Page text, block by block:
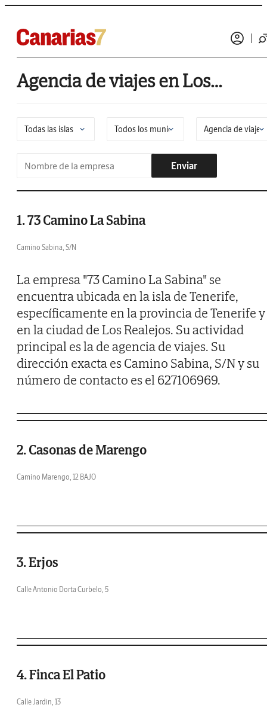
Agencia de viajes en Los Realejos
Enviar
1. 73 Camino La Sabina
Camino Sabina, S/N
La empresa "73 Camino La Sabina" se
encuentra ubicada en la isla de Tenerife,
específicamente en la provincia de Tenerife y
en la ciudad de Los Realejos. Su actividad
principal es la de agencia de viajes. Su
dirección exacta es Camino Sabina, S/N y su
número de contacto es el 627106969.
2. Casonas de Marengo
Camino Marengo, 12 BAJO
3. Erjos
Calle Antonio Dorta Curbelo, 5
4. Finca El Patio
Calle Jardin, 13